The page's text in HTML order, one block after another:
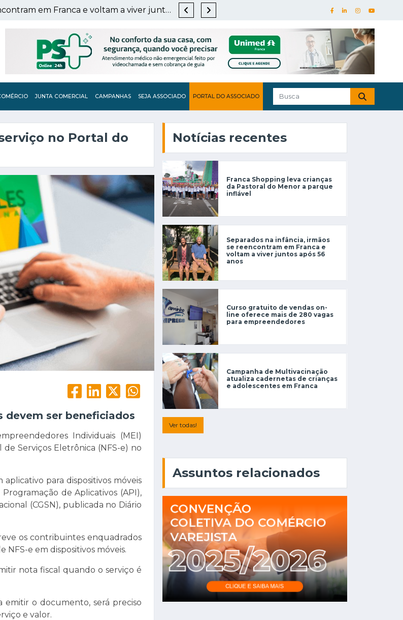
Separados na infância, irmãos se reencontram em Franca e voltam a viver juntos após 56 anos
JUNTA COMERCIAL CAMPANHAS SEJA ASSOCIADO PORTAL DO ASSOCIADO
no Portal do
devem ser beneficiados
Individuais (MEI)
Serviços Eletrônica (NFS-e) no
para dispositivos móveis
de Aplicativos (API),
(CGSN), publicada no Diário
os contribuintes enquadrados
NFS-e em dispositivos móveis.
nota fiscal quando o serviço é
emitir o documento, será preciso
e valor.
Notícias recentes
Franca Shopping leva crianças
da Pastoral do Menor a parque
inflável
Separados na infância, irmãos
se reencontram em Franca e
voltam a viver juntos após 56
anos
Curso gratuito de vendas on-
line oferece mais de 280 vagas
para empreendedores
Campanha de Multivacinação
atualiza cadernetas de crianças
e adolescentes em Franca
Ver todas!
Assuntos relacionados